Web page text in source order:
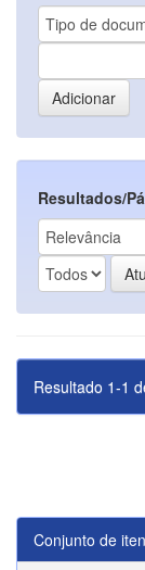
Resultados/
Resultado 1-1
Conjunto de